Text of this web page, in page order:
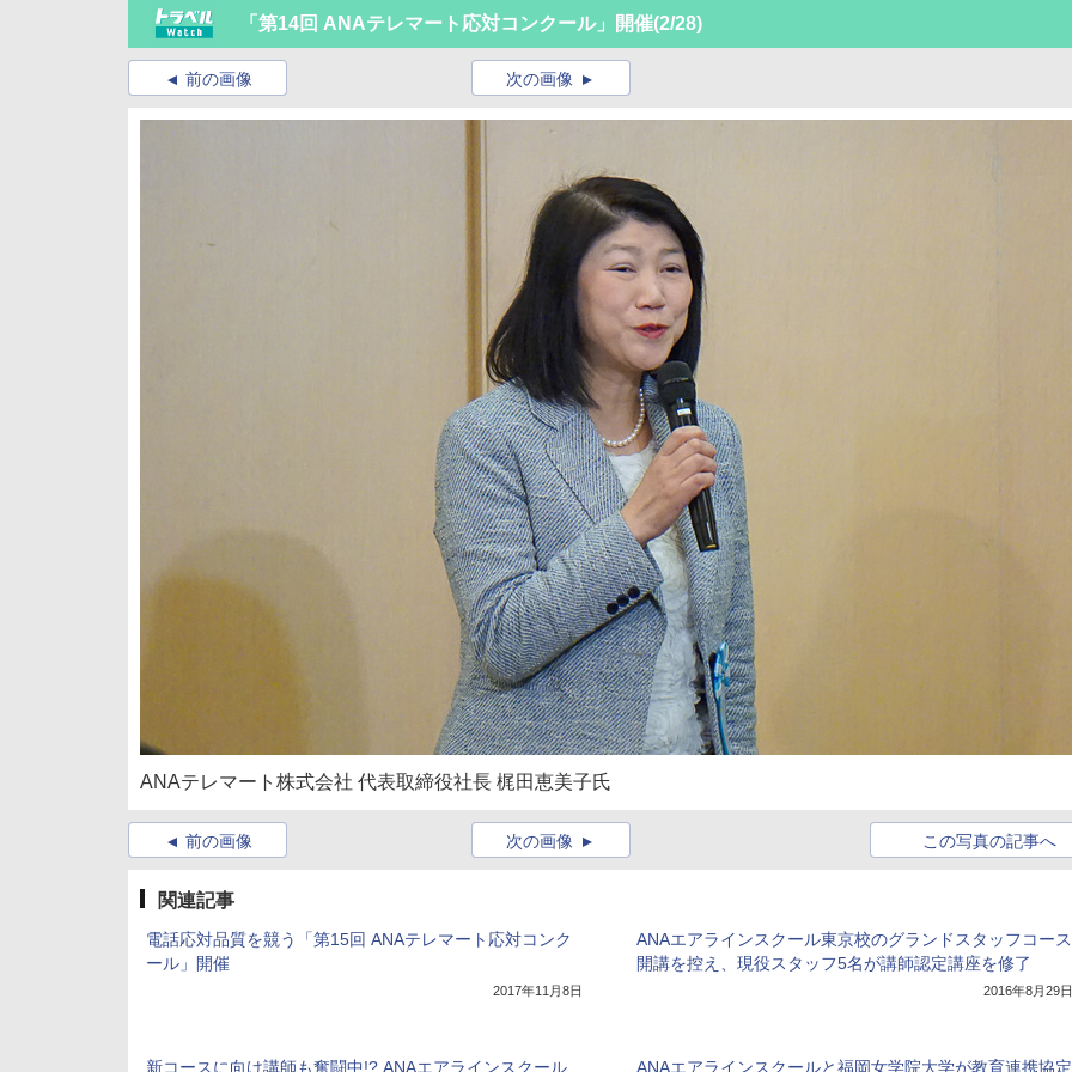
「第14回 ANAテレマート応対コンクール」開催(2/28)
前の画像 次の画像
ANAテレマート株式会社 代表取締役社長 梶田恵美子氏
前の画像 この写真の記事へ
次の画像
関連記事
電話応対品質を競う「第15回 ANAテレマート応対コンク
ール」開催
2017年11月8日
ANAエアラインスクール東京校のグランドスタッフコース
開講を控え、現役スタッフ5名が講師認定講座を修了
2016年8月29日
新コースに向け講師も奮闘中!? ANAエアラインスクール ANAエアラインスクールと福岡女学院大学が教育連携協定